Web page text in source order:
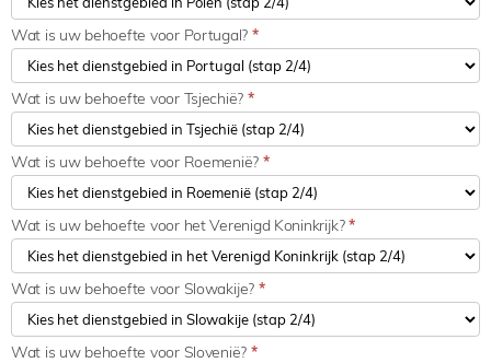
Wat is uw behoefte voor Portugal? *
Wat is uw behoefte voor Tsjechië? *
Wat is uw behoefte voor Roemenië? *
Wat is uw behoefte voor het Verenigd Koninkrijk?*
Wat is uw behoefte voor Slowakije? *
Wat is uw behoefte voor Slovenië? *